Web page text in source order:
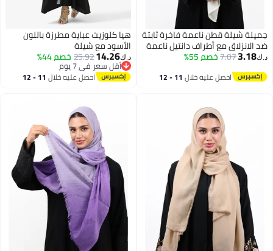
جميلة شيلة قطن ناعمة فاخرة ثابتة
ضد الانزلاق مع أطراف دانتيل ناعمة
(أصفر كريمي ناعم)
د.ك‏3.18
7.07خصم 55%
احصل عليه خلال 11 - 12
اغسطس
هيا كلوزيت عباية مطرزة باللون
الأسود مع شيلة
د.ك‏14.26
25.92خصم 44%
أقل سعر في 7 يوم
أقل سعر في 7 يوماحصل عليه خلال 11 - 12
اغسطس